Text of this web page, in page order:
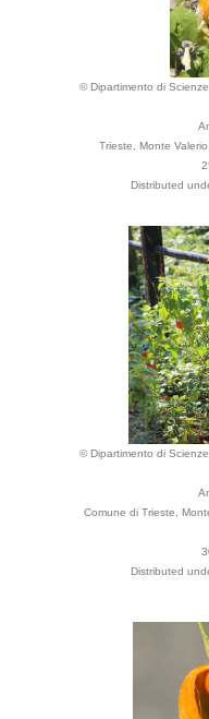
© Dipartimento di
Trieste, Monte
Distributed
© Dipartimento di
Comune di Trieste,
Distributed